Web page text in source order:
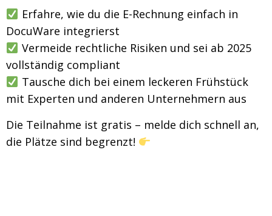
Erfahre, wie du die E-Rechnung einfach in
DocuWare integrierst
Vermeide rechtliche Risiken und sei ab 2025
vollständig compliant
Tausche dich bei einem leckeren Frühstück
mit Experten und anderen Unternehmern aus
Die Teilnahme ist gratis – melde dich schnell an,
die Plätze sind begrenzt!